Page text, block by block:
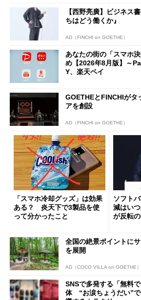
【西野亮廣】ビジネス
ちはどう働くか』
AD（FINCHI on GOETHE）
あなたの街の「スマホ
め【2026年8月版】～
Y、楽天ペイ
GOETHEとFINCHIがタ
アを創設
AD（FINCHI on GOETHE）
「スマホ冷却グッズ」は効果
ある？ 炎天下で3製品を使
って分かったこと
ソフト
減はい
が反転
全国の絶景ポイントに
を展開
AD（COCO VILLA on GOETHE）
SNSで多発する「無料
体 “お涙ちょうだい”